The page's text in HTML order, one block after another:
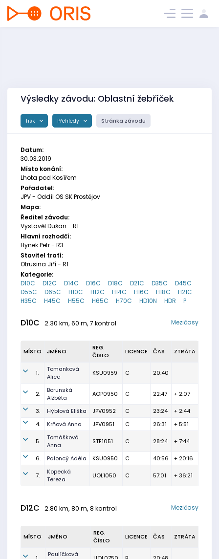
Výsledky závodu: Oblastní žebříček
Tisk Přehledy Stránka závodu
Datum:
30.03.2019
Místo konání:
Lhota pod Kosířem
Pořadatel:
JPV - Oddíl OS SK Prostějov
Mapa:
Ředitel závodu:
Vystavěl Dušan - R1
Hlavní rozhodčí:
Hynek Petr - R3
Stavitel tratí:
Otrusina Jiří - R1
Kategorie:
D10C
D12C D14C D16C D18C D21C D35C
D45C
D55C
D65C H10C H12C H14C H16C H18C
H21C
H35C
H45C H55C H65C H70C HD10N HDR P
D10C 2.30 km, 60 m, 7 kontrol Mezičasy
MÍSTO JMÉNO
REG.
ČÍSLO
LICENCE ČAS ZTRÁTA
1.
Tomanková
Alice
KSU0959 C 20:40
2.
Borunská
Alžběta
AOP0950 C 22:47 + 2:07
3. Hýblová Eliška JPV0952 C 23:24
+ 2:44
4.
Krňová Anna JPV0951 C 26:31 + 5:51
5.
Tomášková
Anna
STE1051 C 28:24 + 7:44
6. Paloncý Adéla KSU0950 C 40:56 + 20:16
7.
Kopecká
Tereza
UOL1050 C 57:01 + 36:21
D12C 2.80 km, 80 m, 8 kontrol Mezičasy
MÍSTO JMÉNO
REG.
ČÍSLO
LICENCE ČAS ZTRÁTA
Paulíčková